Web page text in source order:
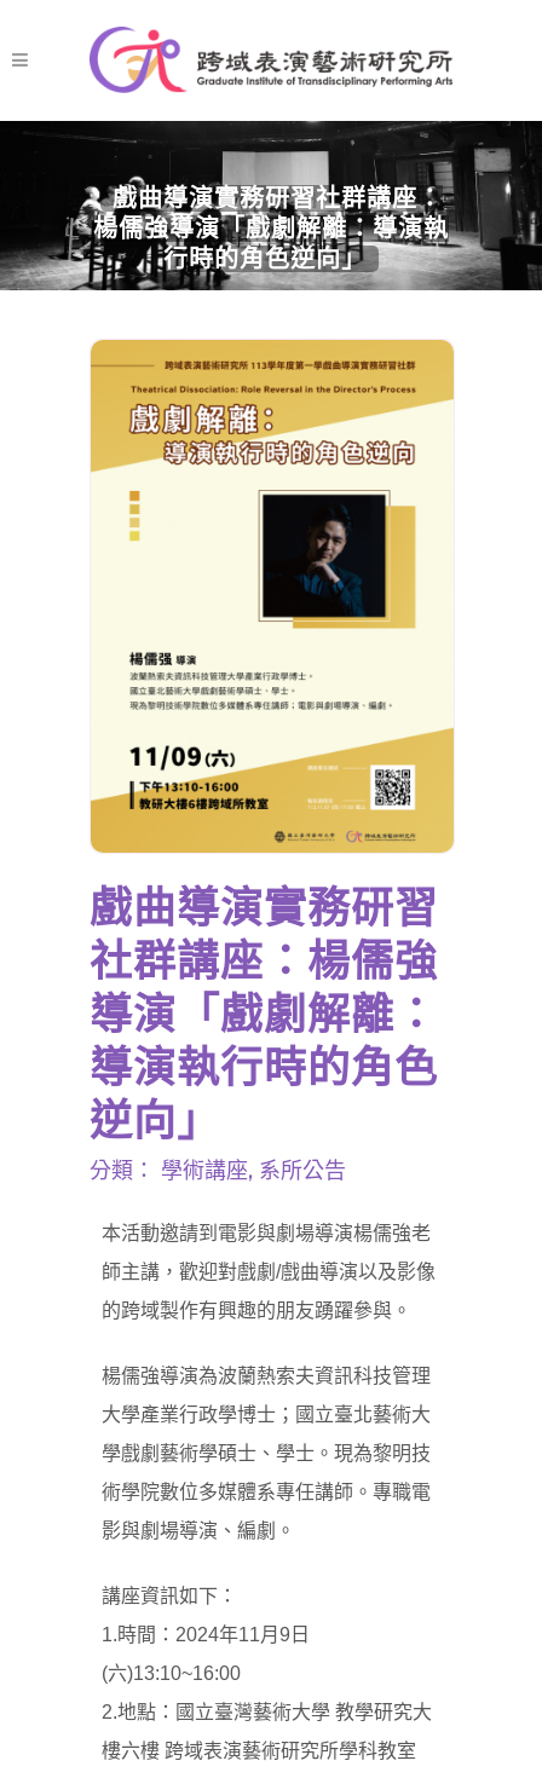
戲曲導演實務研習社群講座：
楊儒強導演「戲劇解離：導演執
行時的角色逆向」
戲曲導演實務研習
社群講座：楊儒強
導演「戲劇解離：
導演執行時的角色
逆向」
分類： 學術講座, 系所公告
本活動邀請到電影與劇場導演楊儒強老
師主講，歡迎對戲劇/戲曲導演以及影像
的跨域製作有興趣的朋友踴躍參與。
楊儒強導演為波蘭熱索夫資訊科技管理
大學產業行政學博士；國立臺北藝術大
學戲劇藝術學碩士、學士。現為黎明技
術學院數位多媒體系專任講師。專職電
影與劇場導演、編劇。
講座資訊如下：
1.時間：2024年11月9日
(六)13:10~16:00
2.地點：國立臺灣藝術大學 教學研究大
樓六樓 跨域表演藝術研究所學科教室